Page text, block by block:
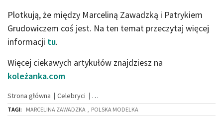
Plotkują, że między Marceliną Zawadzką i Patrykiem
Grudowiczem coś jest. Na ten temat przeczytaj więcej
informacji tu.
Więcej ciekawych artykułów znajdziesz na
koleżanka.com
Strona główna Celebryci
TAGI: MARCELINA ZAWADZKA POLSKA MODELKA